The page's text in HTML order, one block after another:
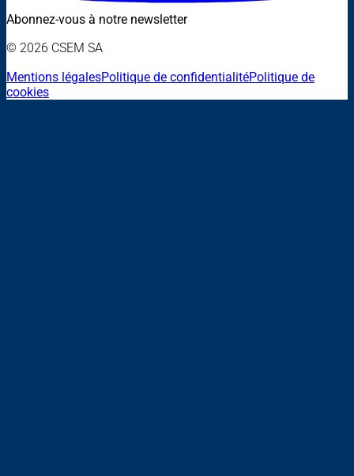
Abonnez-vous à notre newsletter
© 2026 CSEM SA
Mentions légalesPolitique de confidentialitéPolitique de
cookies